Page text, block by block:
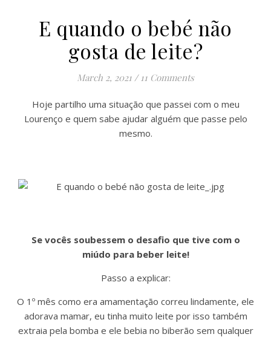
E quando o bebé não
gosta de leite?
March 2, 2021 / 11 Comments
Hoje partilho uma situação que passei com o meu
Lourenço e quem sabe ajudar alguém que passe pelo
mesmo.
Se vocês soubessem o desafio que tive com o
miúdo para beber leite!
Passo a explicar:
O 1º mês como era amamentação correu lindamente, ele
adorava mamar, eu tinha muito leite por isso também
extraia pela bomba e ele bebia no biberão sem qualquer